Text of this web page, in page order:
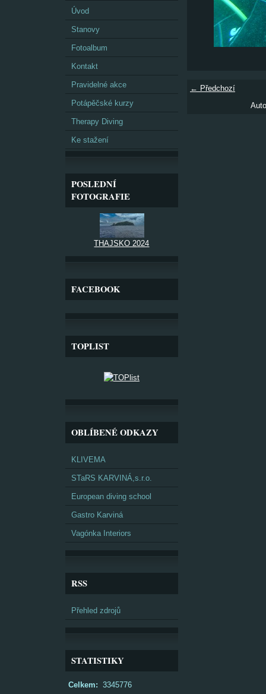
Úvod
Stanovy
Fotoalbum
Kontakt
Pravidelné akce
Potápěčské kurzy
Therapy Diving
Ke stažení
POSLEDNÍ
FOTOGRAFIE
THAJSKO 2024
FACEBOOK
TOPLIST
OBLÍBENÉ ODKAZY
KLIVEMA
STaRS KARVINÁ,s.r.o.
European diving school
Gastro Karviná
Vagónka Interiors
RSS
Přehled zdrojů
STATISTIKY
Celkem: 3345776
← Předchozí